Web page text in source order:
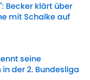
Becker klärt über
mit Schalke auf
Date
seine
der 2. Bundesliga